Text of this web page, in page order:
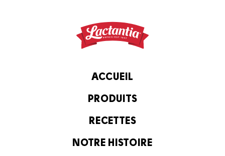
ACCUEIL
PRODUITS
RECETTES
NOTRE HISTOIRE